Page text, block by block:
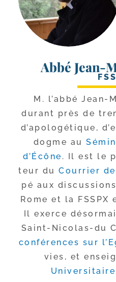
Abbé Jean-
M. l’ab­bé Jean-​
durant près de
d’a­po­lo­gé­tique,
dogme au
d’Écône . Il est le
teur du Courrier de
pé aux
Rome et la FSSPX
Il exerce
Saint-​Nicolas-​du
confé­rences sur
vies, et